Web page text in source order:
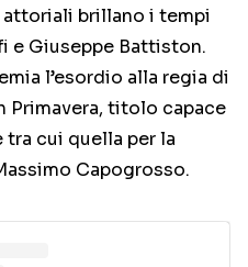
brillano i tempi
e Giuseppe Battiston.
l’esordio alla regia di
Primavera, titolo capace
cui quella per la
Capogrosso.